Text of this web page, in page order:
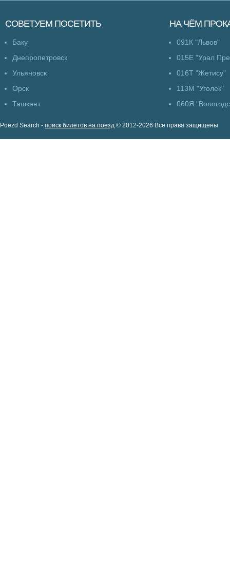
СОВЕТУЕМ ПОСЕТИТЬ
Баку
Днепропетровск
Ульяновск
Орск
Ташкент
НА ЧЁМ
091К "Львов"
015Е "Урал
016Т "Жетису"
113М "Уголек"
060Я
Poezd Search - поиск билетов на поезд © 2012-2026 Все права защищены